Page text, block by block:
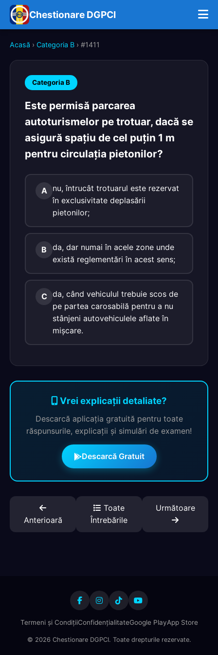
Chestionare DGPCI
Acasă › Categoria B › #1411
Categoria B
Este permisă parcarea
autoturismelor pe trotuar, dacă se
asigură spaţiu de cel puţin 1 m
pentru circulaţia pietonilor?
A
nu, întrucât trotuarul este rezervat
în exclusivitate deplasării
pietonilor;
B
da, dar numai în acele zone unde
există reglementări în acest sens;
C da, când vehiculul trebuie scos de
pe partea carosabilă pentru a nu
stânjeni autovehiculele aflate în
mişcare.
Vrei explicații detaliate?
Descarcă aplicația gratuită pentru toate
răspunsurile, explicații și simulări de examen!
Descarcă Gratuit
Anterioară
Toate
Întrebările
Următoare
Termeni și CondițiiConfidențialitateGoogle PlayApp Store
© 2026 Chestionare DGPCI. Toate drepturile rezervate.